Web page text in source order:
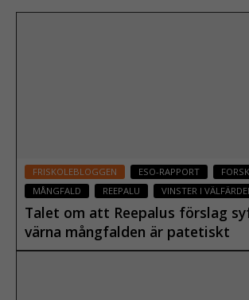
FRISKOLEBLOGGEN ESO-RAPPORT
MÅNGFALD
REEPALU VINSTER I
Talet om att Reepalus förslag
värna mångfalden är patetiskt
31 maj 2018